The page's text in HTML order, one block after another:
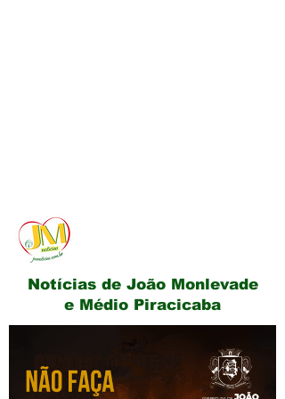
Notícias de João Monlevade
e Médio Piracicaba